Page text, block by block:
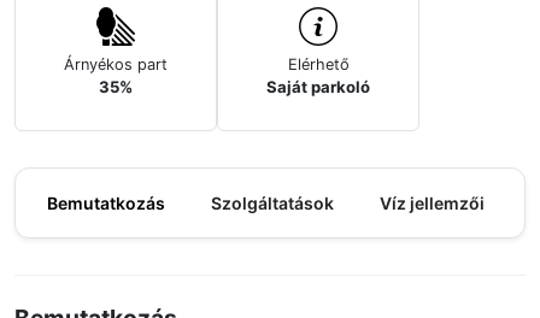
Árnyékos part
35%
Elérhető
Saját parkoló
Bemutatkozás Szolgáltatások Víz jellemzői